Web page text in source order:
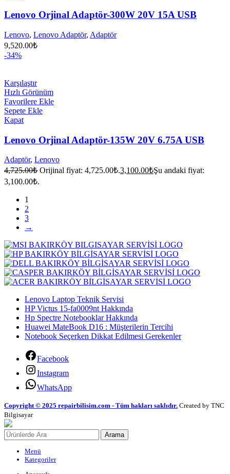
Lenovo Orjinal Adaptör-300W 20V 15A USB
Lenovo, Lenovo Adaptör, Adaptör
9,520.00₺
-34%
Karşılaştır
Hızlı Görünüm
Favorilere Ekle
Sepete Ekle
Kapat
Lenovo Orjinal Adaptör-135W 20V 6.75A USB
Adaptör, Lenovo
4,725.00₺ Orijinal fiyat: 4,725.00₺.3,100.00₺Şu andaki fiyat:
3,100.00₺.
1
2
3
→
Lenovo Laptop Teknik Servisi
HP Victus 15-fa0009nt Hakkında
Hp Spectre Notebooklar Hakkında
Huawei MateBook D16 : Müşterilerin Tercihi
Notebook Seçerken Dikkat Edilmesi Gerekenler
Facebook
Instagram
WhatsApp
Copyright © 2025 repairbilisim.com - Tüm hakları saklıdır. Created by TNC
Bilgisayar
Arama
Menü
Kategoriler